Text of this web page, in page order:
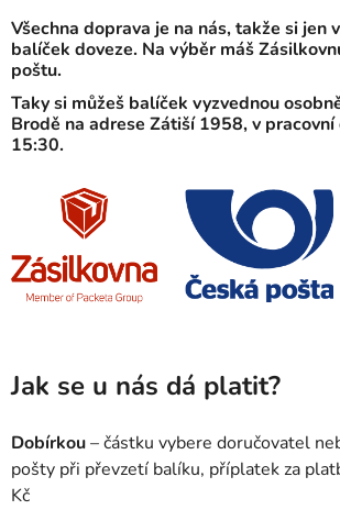
Všechna doprava je na nás, takže si jen
balíček doveze. Na výběr máš
poštu.
Taky si můžeš balíček vyzvednou
Brodě na adrese Zátiší 1958, v
15:30.
Jak se u nás dá platit?
Dobírkou– částku vybere doručovatel
pošty při převzetí balíku, příplatek za
Kč